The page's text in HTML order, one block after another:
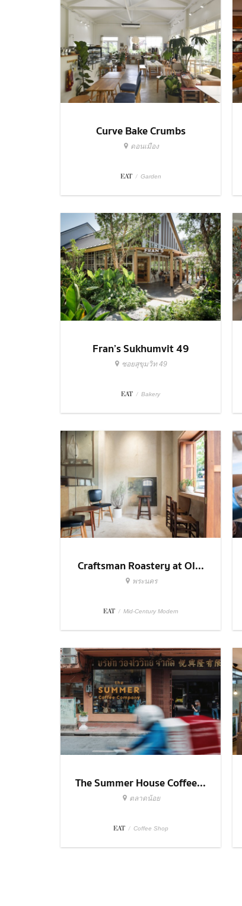
Curve Bake Crumbs
ดอนเมือง
EAT / Garden
Fran’s Sukhumvit 49
ซอยสุขุมวิท 49
EAT / Bakery
Craftsman Roastery at Ol...
พระนคร
EAT / Mid-Century Modern
The Summer House Coffee...
ตลาดน้อย
EAT / Coffee Shop